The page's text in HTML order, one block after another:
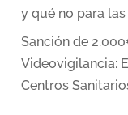
y qué no para
Sanción de
Videovigilancia:
Centros